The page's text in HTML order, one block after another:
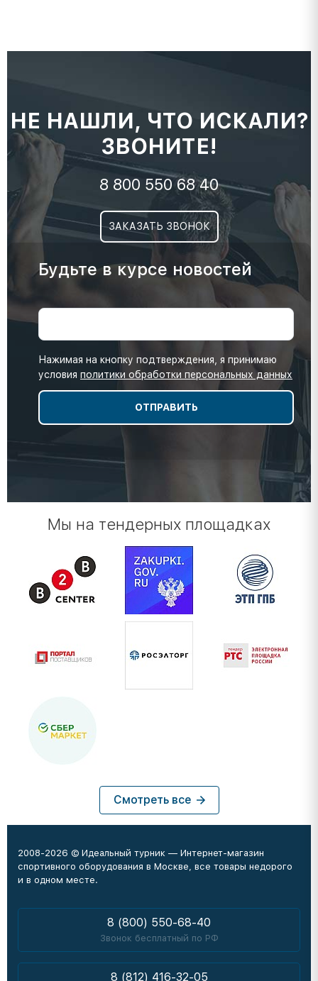
НЕ НАШЛИ, ЧТО ИСКАЛИ?
ЗВОНИТЕ!
8 800 550 68 40
ЗАКАЗАТЬ ЗВОНОК
Будьте в курсе новостей
Нажимая на кнопку подтверждения, я принимаю
условия политики обработки персональных данных
Мы на тендерных площадках
Смотреть все
2008-2026 © Идеальный турник — Интернет-магазин
спортивного оборудования в Москве, все товары недорого
и в одном месте.
8 (800) 550-68-40
Звонок бесплатный по РФ
8 (812) 416-32-05